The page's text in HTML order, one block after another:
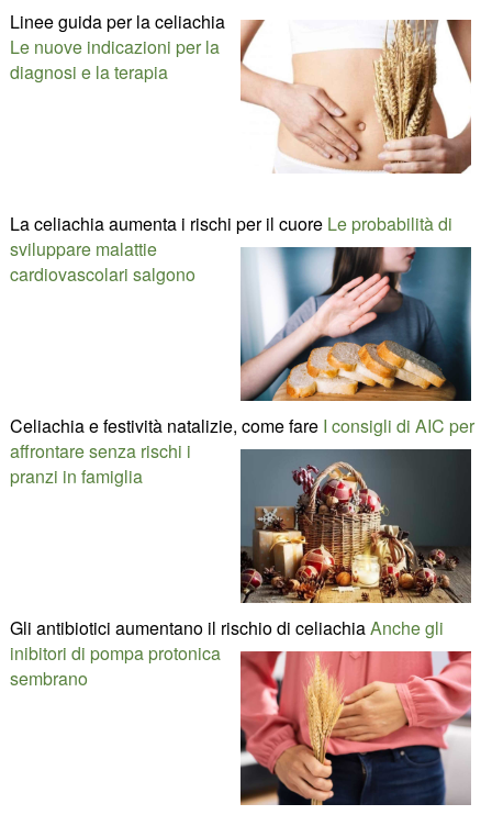
Linee guida per la celiachia
Le nuove indicazioni per la
diagnosi e la terapia
La celiachia aumenta i rischi per il cuore Le probabilità di
sviluppare malattie
cardiovascolari salgono
Celiachia e festività natalizie, come fare I consigli di AIC per
affrontare senza rischi i
pranzi in famiglia
Gli antibiotici aumentano il rischio di celiachiaAnche gli
inibitori di pompa protonica
sembrano